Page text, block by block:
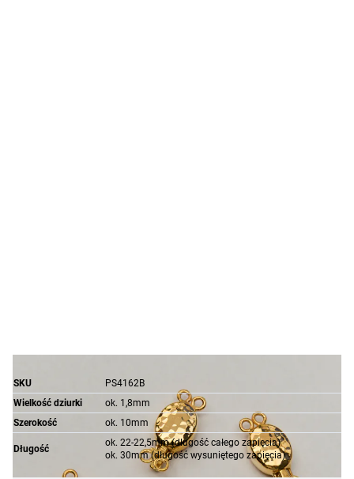
SKU
PS4162B
Wielkość dziurki
ok. 1,8mm
Szerokość
ok. 10mm
Długość
ok. 22-22,5mm (długość całego zapięcia)
ok. 30mm (długość wysuniętego zapięcia)